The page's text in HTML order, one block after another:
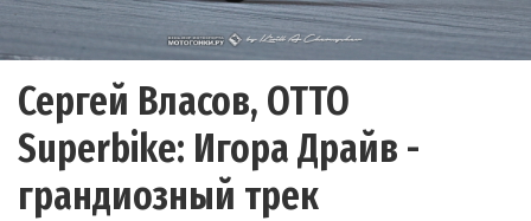
Сергей Власов, OTTO
Superbike: Игора Драйв -
грандиозный трек